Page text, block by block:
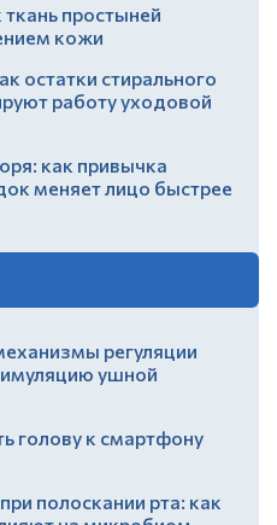
простыней
кожи
остатки стирального
работу уходовой
как привычка
меняет лицо быстрее
регуляции
ушной
голову к смартфону
полоскании рта: как